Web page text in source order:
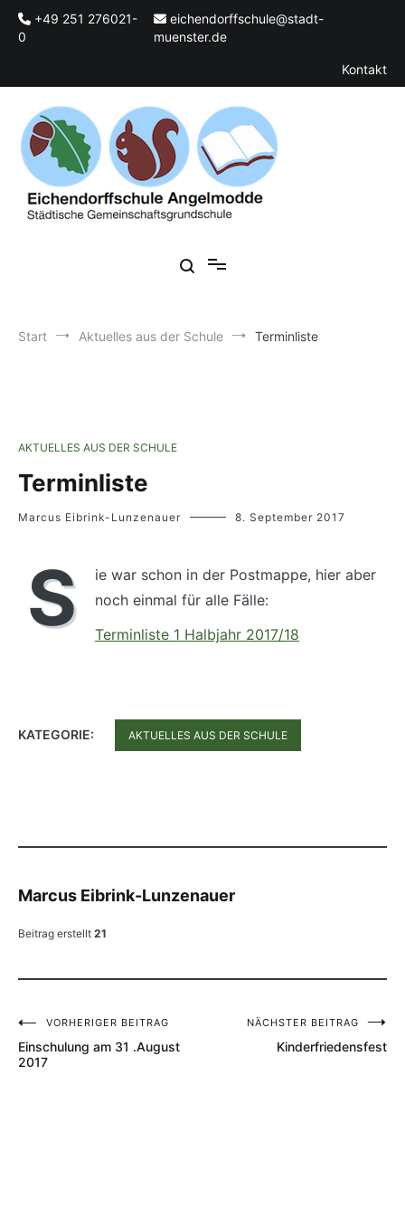
Zum
Inhalt
springen
+49 251 276021-
0
eichendorffschule@stadt-
muenster.de
Kontakt
Start Aktuelles aus der Schule Terminliste
AKTUELLES AUS DER SCHULE
Terminliste
Marcus Eibrink-Lunzenauer 8. September 2017
S
ie war schon in der Postmappe, hier aber
noch einmal für alle Fälle:
Terminliste 1 Halbjahr 2017/18
KATEGORIE: AKTUELLES AUS DER SCHULE
Marcus Eibrink-Lunzenauer
Beitrag erstellt 21
Beitragsnavigation
VORHERIGER BEITRAG
Einschulung am 31 .August
2017
NÄCHSTER BEITRAG
Kinderfriedensfest